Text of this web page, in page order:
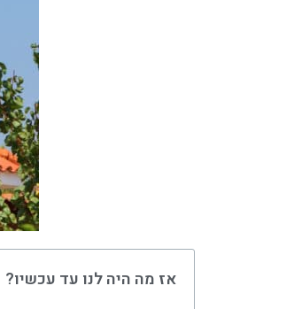
אז מה היה לנו עד עכשיו?